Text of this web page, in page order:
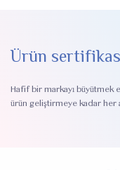
Ürün
Hafif bir markayı büyütmek
ürün geliştirmeye kadar her